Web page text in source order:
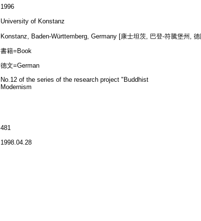
1996
University of Konstanz
Konstanz, Baden-Württemberg, Germany [康士坦茨, 巴登-符騰堡州,
書籍=Book
德文=German
No.12 of the series of the research project "Buddhist
Modernism
481
1998.04.28